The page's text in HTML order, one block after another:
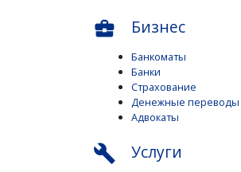
business_center Бизнес
Банкоматы
Банки
Страхование
Денежные переводы
Адвокаты
build Услуги